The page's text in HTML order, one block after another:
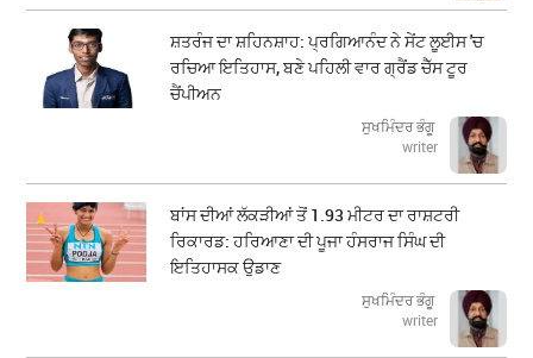
ਸ਼ਤਰੰਜ ਦਾ ਸ਼ਹਿਨਸ਼ਾਹ: ਪ੍ਰਗਿਆਨੰਦ ਨੇ ਸੇਂਟ ਲੂਈਸ 'ਚ
ਰਚਿਆ ਇਤਿਹਾਸ, ਬਣੇ ਪਹਿਲੀ ਵਾਰ ਗ੍ਰੈਂਡ ਚੈੱਸ ਟੂਰ
ਚੈਂਪੀਅਨ
ਸੁਖਮਿੰਦਰ ਭੰਗੂ
writer
ਬਾਂਸ ਦੀਆਂ ਲੱਕੜੀਆਂ ਤੋਂ 1.93 ਮੀਟਰ ਦਾ ਰਾਸ਼ਟਰੀ
ਰਿਕਾਰਡ: ਹਰਿਆਣਾ ਦੀ ਪੂਜਾ ਹੰਸਰਾਜ ਸਿੰਘ ਦੀ
ਇਤਿਹਾਸਕ ਉਡਾਣ
ਸੁਖਮਿੰਦਰ ਭੰਗੂ
writer